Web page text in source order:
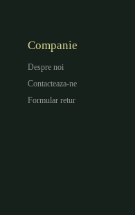
Companie
Despre noi
Contacteaza-ne
Formular retur